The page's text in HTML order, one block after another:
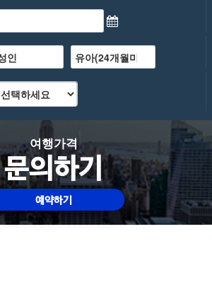
여행가격
문의하기
예약하기